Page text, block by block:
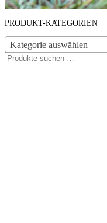
PRODUKT-KATEGORIEN
Kategorie auswählen
Suchen
nach …